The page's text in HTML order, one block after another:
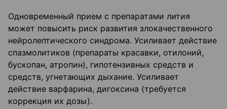
Одновременный прием с препаратами лития
может повысить риск развития злокачественного
нейролептического синдрома. Усиливает действие
спазмолитиков (препараты красавки, отилоний,
бускопан, атропин), гипотензивных средств и
средств, угнетающих дыхание. Усиливает
действие варфарина, дигоксина (требуется
коррекция их дозы).